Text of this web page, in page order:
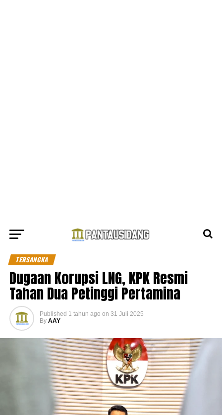
TERSANGKA
Dugaan Korupsi LNG, KPK Resmi
Tahan Dua Petinggi Pertamina
Published 1 tahun ago on 31 Juli 2025
By AAY